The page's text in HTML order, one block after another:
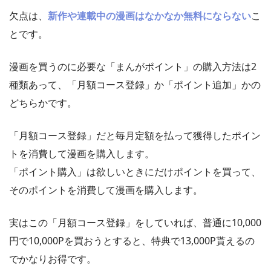
欠点は、 新作や連載中の漫画はなかなか無料にならないこ
とです。
漫画を買うのに必要な「まんがポイント」の購入方法は2
種類あって、「月額コース登録」か「ポイント追加」かの
どちらかです。
「月額コース登録」だと毎月定額を払って獲得したポイン
トを消費して漫画を購入します。
「ポイント購入」は欲しいときにだけポイントを買って、
そのポイントを消費して漫画を購入します。
実はこの「月額コース登録」をしていれば、普通に10,000
円で10,000Pを買おうとすると、特典で13,000P貰えるの
でかなりお得です。